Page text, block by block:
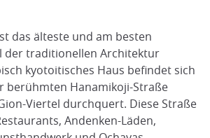
das älteste und am besten
der traditionellen Architektur
kyotoitisches Haus befindet sich
berühmten Hanamikoji-Straße
Viertel durchquert. Diese Straße
Andenken-Läden,